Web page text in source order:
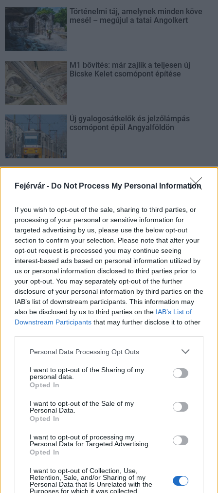
Fejérvár - Do Not Process My Personal Information
If you wish to opt-out of the sale, sharing to third parties, or
processing of your personal or sensitive information for
targeted advertising by us, please use the below opt-out
section to confirm your selection. Please note that after your
opt-out request is processed you may continue seeing
interest-based ads based on personal information utilized by
us or personal information disclosed to third parties prior to
your opt-out. You may separately opt-out of the further
disclosure of your personal information by third parties on the
IAB’s list of downstream participants. This information may
also be disclosed by us to third parties on the IAB’s List of
Downstream Participants that may further disclose it to other
Please note that this website/app uses one or more Google
not limited to your visit or usage behaviour. You may click to
grant or deny consent to Google and its third-party tags to
use your data for below specified purposes in below Google
consent section.
Personal Data Processing Opt Outs
I want to opt-out of the Sharing of my
personal data.
Opted In
I want to opt-out of the Sale of my
Personal Data.
Opted In
I want to opt-out of processing my
Personal Data for Targeted Advertising.
Opted In
I want to opt-out of Collection, Use,
Retention, Sale, and/or Sharing of my
Personal Data that Is Unrelated with the
Purposes for which it was collected.
Történelmi táj, amelynek minden köve
mesél – megújul a tatai Angolkert
M1 bővítés: már zajlik a teljesen új
Bicske Kelet csomópont építése
Új gyalogosátkelők és jelzőlámpás
csomópont épül Angyalföldön
Hódmezővásárhely jó hírű református
iskoláját
AJÁNLJUK MÉG
Amire többmillióan vártunk: szombattól másodfokúra
csökken a riasztás